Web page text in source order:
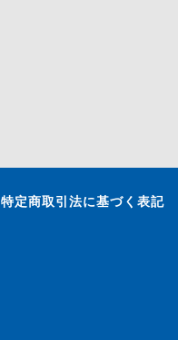
特定商取引法に基づく表記